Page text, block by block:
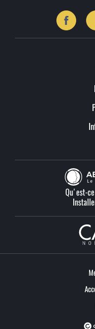
Qu'est-